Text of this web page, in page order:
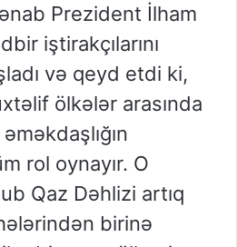
Prezident İlham
iştirakçılarını
və qeyd etdi ki,
ölkələr arasında
rol oynayır. O
Qaz Dəhlizi artıq
birinə